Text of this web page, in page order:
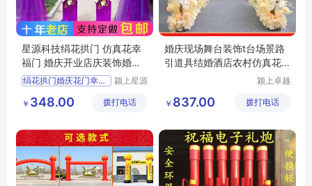
星源科技绢花拱门 仿真花幸
福门 婚庆开业店庆装饰婚礼
成品道具
绢花拱门婚庆花门幸福门开
颍上星源
有限公司
￥ 348.00 拨打电话
婚庆现场舞台装饰t台场景路
引道具结婚酒店农村仿真花
颍上卓越
有限公司
￥ 837.00 拨打电话